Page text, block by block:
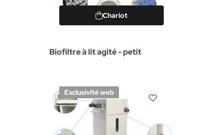
Chariot
Biofiltre à lit agité - petit
Exclusivité web